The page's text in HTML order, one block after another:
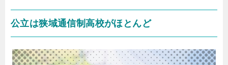
公立は狭域通信制高校がほとんど